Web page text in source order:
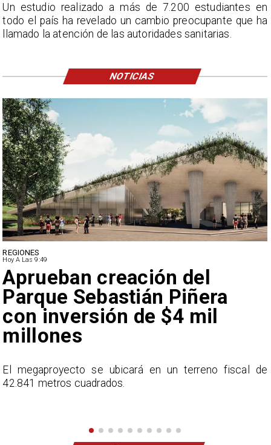
DEPORTES
Hoy A Las 9:49
Claudio Bravo baja la
euforia sobre fichaje de
Vozinha
En el programa ESPN F90 Chile, Claudio Bravo ofrece
una visión más moderada sobre las expectativas del
Un estudio realizado a más de 7.200 estudiantes en
todo el país ha revelado un cambio preocupante que ha
llamado la atención de las autoridades sanitarias.
NOTICIAS